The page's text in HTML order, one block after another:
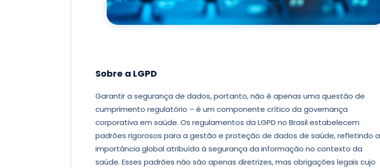
Sobre a LGPD
Garantir a segurança de dados, portanto, não é apenas uma questão de
cumprimento regulatório – é um componente crítico da governança
corporativa em saúde. Os regulamentos da LGPD no Brasil estabelecem
padrões rigorosos para a gestão e proteção de dados de saúde, refletindo a
importância global atribuída à segurança da informação no contexto da
saúde. Esses padrões não são apenas diretrizes, mas obrigações legais cujo